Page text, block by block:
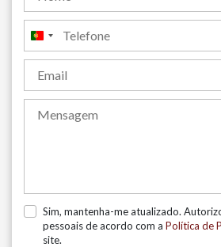
Portugal
+351
Sim, mantenha-me atualizado.
pessoais de acordo com a Política de
site.